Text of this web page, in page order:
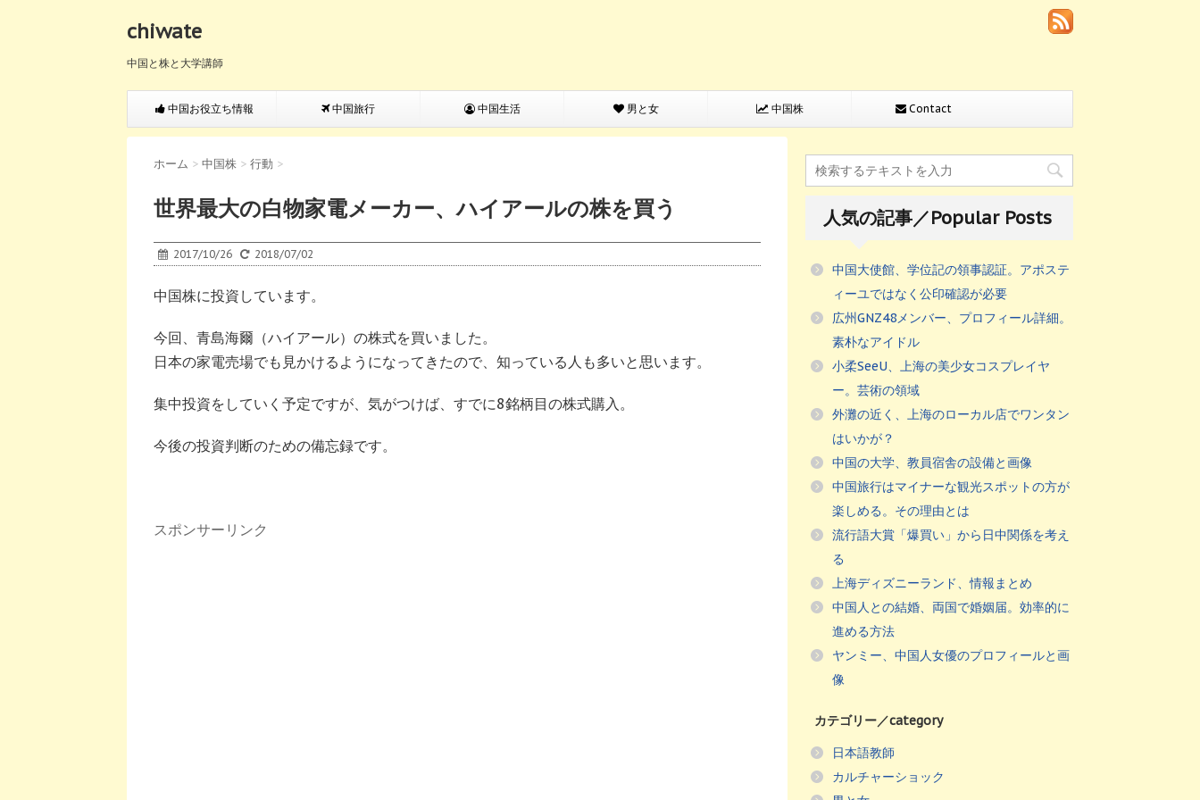
chiwate
中国と株と大学講師
中国お役立ち情報 中国旅行 中国生活 男と女 中国株 Contact
ホーム > 中国株 > 行動 >
世界最大の白物家電メーカー、ハイアールの株を買う
2017/10/26 2018/07/02
中国株に投資しています。
今回、青島海爾（ハイアール）の株式を買いました。
日本の家電売場でも見かけるようになってきたので、知っている人も多いと思います。
集中投資をしていく予定ですが、気がつけば、すでに8銘柄目の株式購入。
今後の投資判断のための備忘録です。
スポンサーリンク
人気の記事／Popular Posts
中国大使館、学位記の領事認証。アポステ
ィーユではなく公印確認が必要
広州GNZ48メンバー、プロフィール詳細。
素朴なアイドル
小柔SeeU、上海の美少女コスプレイヤ
ー。芸術の領域
外灘の近く、上海のローカル店でワンタン
はいかが？
中国の大学、教員宿舎の設備と画像
中国旅行はマイナーな観光スポットの方が
楽しめる。その理由とは
流行語大賞「爆買い」から日中関係を考え
る
上海ディズニーランド、情報まとめ
中国人との結婚、両国で婚姻届。効率的に
進める方法
ヤンミー、中国人女優のプロフィールと画
像
カテゴリー／category
日本語教師
カルチャーショック